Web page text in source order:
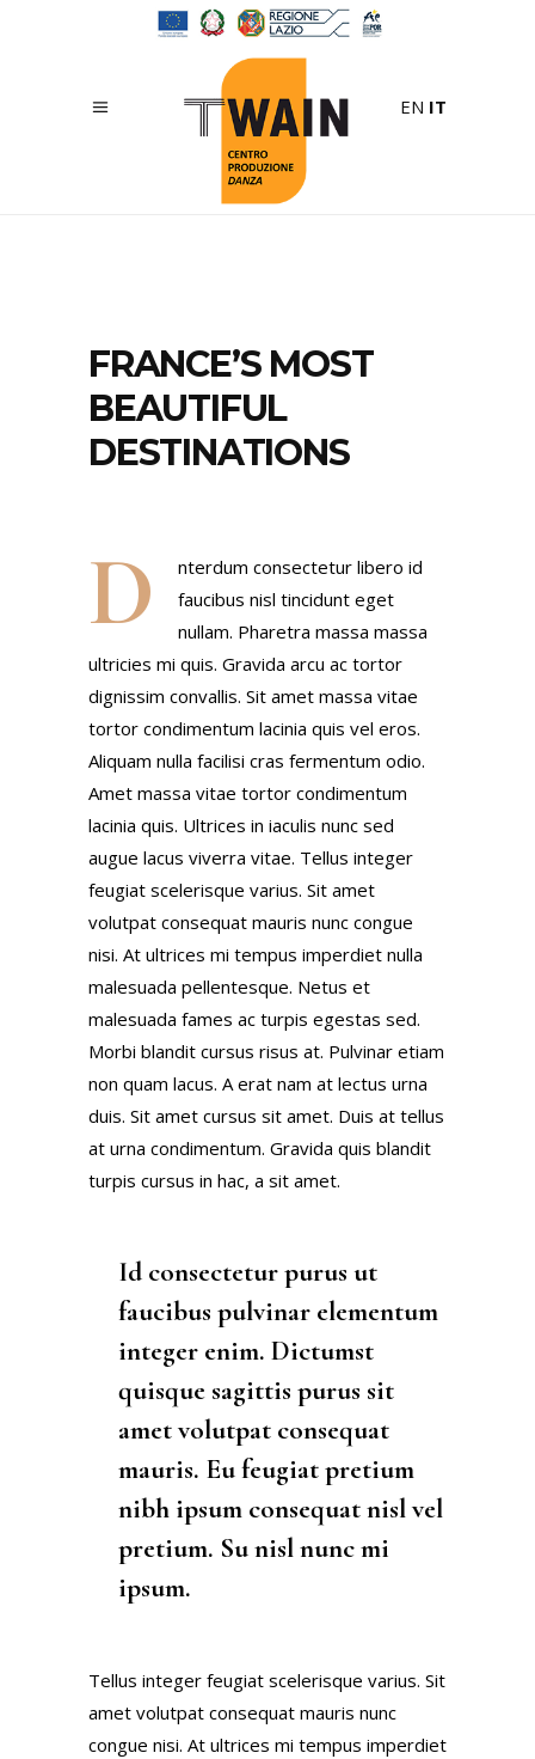
EN IT
FRANCE’S MOST
BEAUTIFUL
DESTINATIONS
D
nterdum consectetur libero id
faucibus nisl tincidunt eget
nullam. Pharetra massa massa
ultricies mi quis. Gravida arcu ac tortor
dignissim convallis. Sit amet massa vitae
tortor condimentum lacinia quis vel eros.
Aliquam nulla facilisi cras fermentum odio.
Amet massa vitae tortor condimentum
lacinia quis. Ultrices in iaculis nunc sed
augue lacus viverra vitae. Tellus integer
feugiat scelerisque varius. Sit amet
volutpat consequat mauris nunc congue
nisi. At ultrices mi tempus imperdiet nulla
malesuada pellentesque. Netus et
malesuada fames ac turpis egestas sed.
Morbi blandit cursus risus at. Pulvinar etiam
non quam lacus. A erat nam at lectus urna
duis. Sit amet cursus sit amet. Duis at tellus
at urna condimentum. Gravida quis blandit
turpis cursus in hac, a sit amet.
Id consectetur purus ut
faucibus pulvinar elementum
integer enim. Dictumst
quisque sagittis purus sit
amet volutpat consequat
mauris. Eu feugiat pretium
nibh ipsum consequat nisl vel
pretium. Su nisl nunc mi
ipsum.
Tellus integer feugiat scelerisque varius. Sit
amet volutpat consequat mauris nunc
congue nisi. At ultrices mi tempus imperdiet